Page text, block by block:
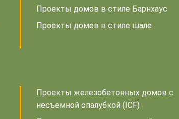
Проекты домов в стиле Барнхаус
Проекты домов в стиле шале
Проекты железобетонных домов с
несъемной опалубкой (ICF)